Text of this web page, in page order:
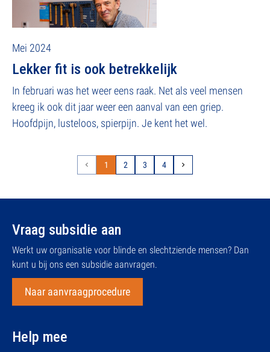
Mei 2024
Lekker fit is ook betrekkelijk
In februari was het weer eens raak. Net als veel mensen
kreeg ik ook dit jaar weer een aanval van een griep.
Hoofdpijn, lusteloos, spierpijn. Je kent het wel.
1 2 3 4
Vraag subsidie aan
Werkt uw organisatie voor blinde en slechtziende mensen? Dan
kunt u bij ons een subsidie aanvragen.
Naar aanvraagprocedure
Help mee